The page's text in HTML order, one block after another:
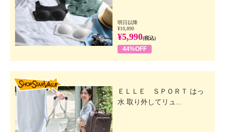
明日以降
¥10,890
¥5,990(税込)
44%OFF
ＥＬＬＥ ＳＰＯＲＴ はっ
水 取り外してリュ...